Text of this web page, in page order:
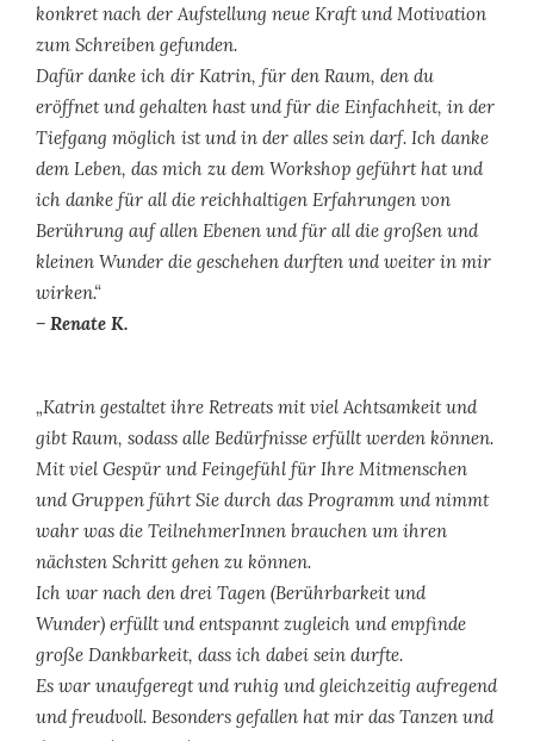
konkret nach der Aufstellung neue Kraft und Motivation
zum Schreiben gefunden.
Dafür danke ich dir Katrin, für den Raum, den du
eröffnet und gehalten hast und für die Einfachheit, in der
Tiefgang möglich ist und in der alles sein darf. Ich danke
dem Leben, das mich zu dem Workshop geführt hat und
ich danke für all die reichhaltigen Erfahrungen von
Berührung auf allen Ebenen und für all die großen und
kleinen Wunder die geschehen durften und weiter in mir
wirken.“
– Renate K.
„Katrin gestaltet ihre Retreats mit viel Achtsamkeit und
gibt Raum, sodass alle Bedürfnisse erfüllt werden können.
Mit viel Gespür und Feingefühl für Ihre Mitmenschen
und Gruppen führt Sie durch das Programm und nimmt
wahr was die TeilnehmerInnen brauchen um ihren
nächsten Schritt gehen zu können.
Ich war nach den drei Tagen (Berührbarkeit und
Wunder) erfüllt und entspannt zugleich und empfinde
große Dankbarkeit, dass ich dabei sein durfte.
Es war unaufgeregt und ruhig und gleichzeitig aufregend
und freudvoll. Besonders gefallen hat mir das Tanzen und